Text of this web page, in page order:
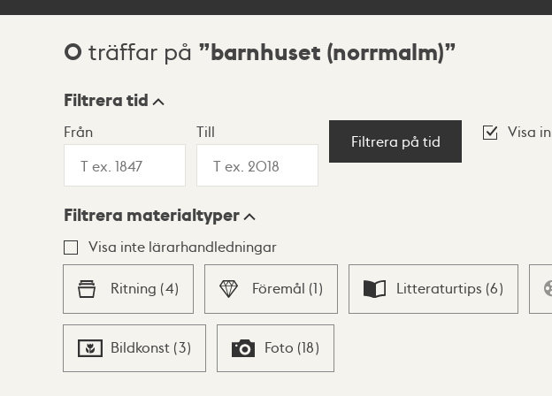
Sökresultat
0 träffar på barnhuset (norrmalm)
Visningsläge
Lista Karta
Filtrera tid
Från Till
Filtrera på tid
Visa
Filtrera materialtyper
Visa inte lärarhandledningar
Ritning (4) Föremål (1) Litteraturtips (6)
Bildkonst (3) Foto (18)